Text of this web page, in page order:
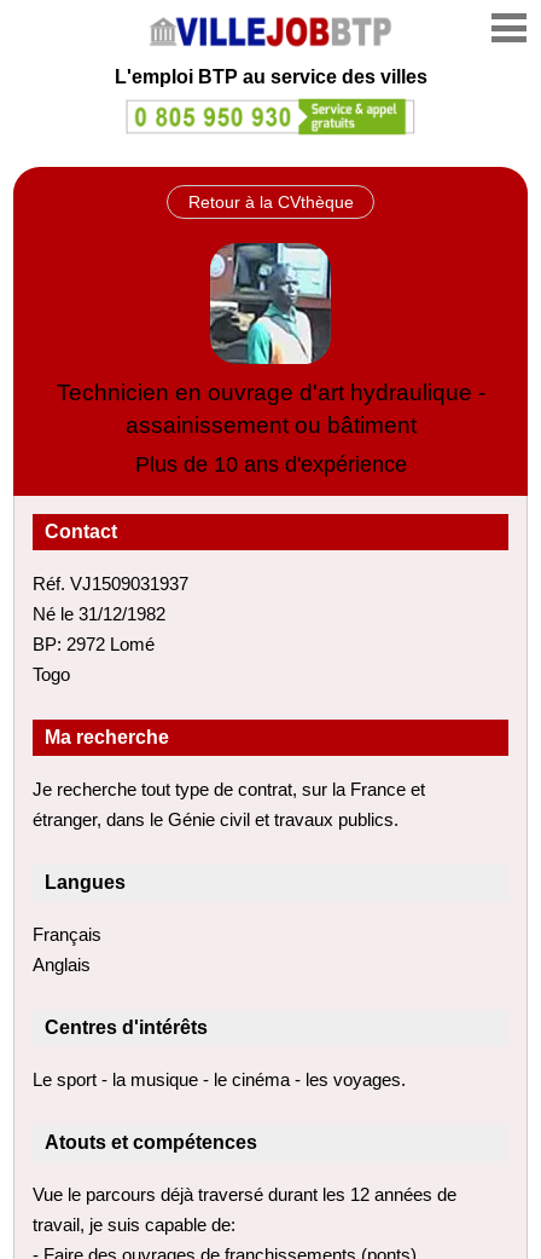
L'emploi BTP au service des villes
Retour à la CVthèque
Technicien en ouvrage d'art hydraulique -
assainissement ou bâtiment
Plus de 10 ans d'expérience
Contact
Réf. VJ1509031937
Né le 31/12/1982
BP: 2972 Lomé
Togo
Ma recherche
Je recherche tout type de contrat, sur la France et
étranger, dans le Génie civil et travaux publics.
Langues
Français
Anglais
Centres d'intérêts
Le sport - la musique - le cinéma - les voyages.
Atouts et compétences
Vue le parcours déjà traversé durant les 12 années de
travail, je suis capable de:
- Faire des ouvrages de franchissements (ponts)